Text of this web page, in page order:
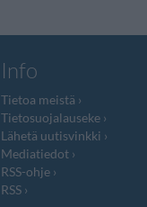
Info
Tietoa meistä
Tietosuojalauseke
Lähetä uutisvinkki
Mediatiedot
RSS-ohje
RSS